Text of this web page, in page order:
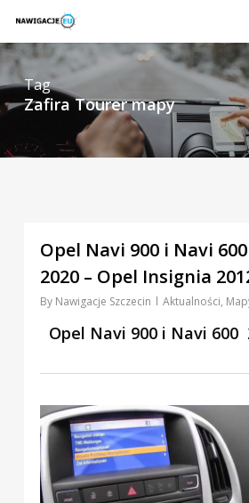
main
content
Tag
Zafira Tourer mapy
Opel Navi 900 i Navi 600
2020 – Opel Insignia
By Nawigacje Szczecin Aktualności,
Opel Navi 900 i Navi 600